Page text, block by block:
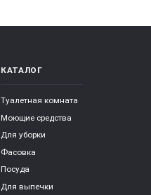
КАТАЛОГ
Туалетная комната
Моющие средства
Для уборки
Фасовка
Посуда
Для выпечки